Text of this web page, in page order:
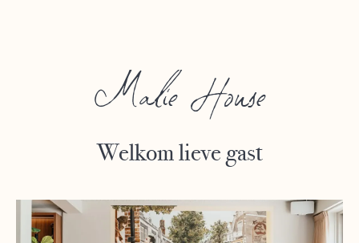
Malie House
Welkom lieve gast